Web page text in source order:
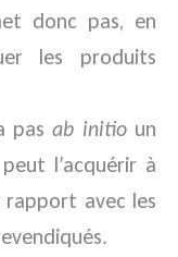
donc pas, en
les produits
pasab initioun
l’acquérir à
rapport avec les